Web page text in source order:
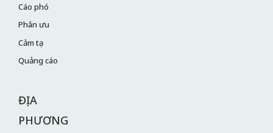
Cáo phó
Phân ưu
Cảm tạ
Quảng cáo
ĐỊA
PHƯƠNG